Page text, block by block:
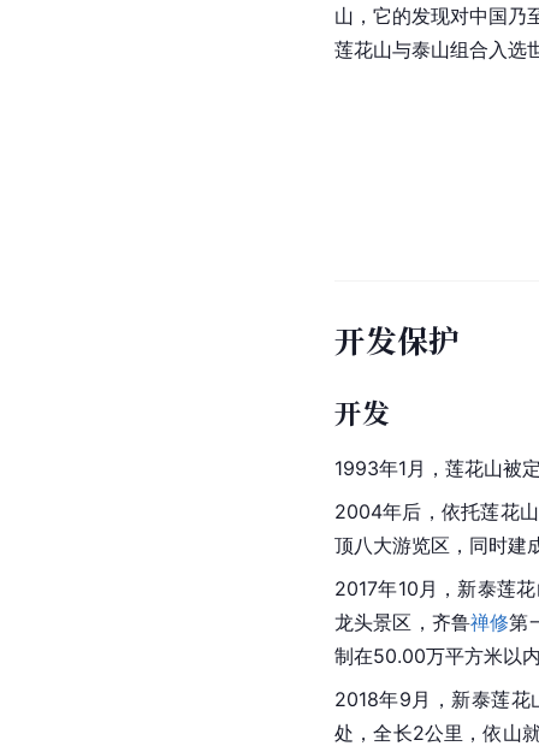
山，它的发现对中国乃
莲花山与泰山组合入选
开发保护
开发
1993年1月，莲花山被
2004年后，依托莲花
顶八大游览区，同时建
2017年10月，新泰莲
龙头景区，齐鲁禅修第
制在50.00万平方米以
2018年9月，新泰莲花
处，全长2公里，依山